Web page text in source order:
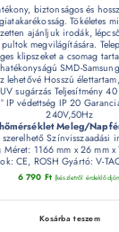
biztonságos és
Tökéletes
ajánljuk irodák,
megvilágítására.
klipszeket a csomag
SMD-
lehetővé Hosszú
sugárzás Teljesítmény
IP védettség IP 20
240V,50Hz
Meleg/
Színvisszaadási
1166 mm x 26 mm
CE, ROSH Gyártó: V-
6 790 Ft (készletről
Kosárba teszem